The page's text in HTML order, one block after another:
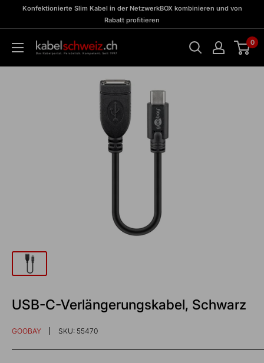
zu
BOX
Konfektionierte Slim Kabel in der NetzwerkBOX kombinieren und von
Rabatt profitieren
kabelschweiz 0
USB-C-Verlängerungskabel, Schwarz
GOOBAY SKU: 55470